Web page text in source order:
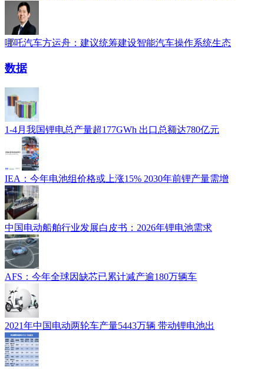
哪吒汽车方运舟：建议统筹建设智能汽车操作系统生态
数据
1-4月我国锂电总产量超177GWh 出口总额达780亿元
IEA：今年电池组价格或上涨15% 2030年前锂产量需增
中国电动船舶行业发展白皮书：2026年锂电池需求
AFS：今年全球因缺芯已累计减产逾180万辆车
2021年中国电动两轮车产量5443万辆 带动锂电池出